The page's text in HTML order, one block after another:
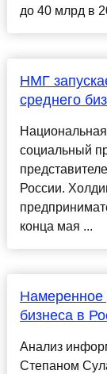
до 40 млрд в
НМГ
среднего
социальный
России.
конца мая ...
Намеренное
бизнеса в
Анализ
Степаном